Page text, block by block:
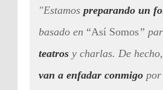
"Estamos preparando un
basado en “Así Somos”
teatros y charlas. De
van a enfadar conmigo por